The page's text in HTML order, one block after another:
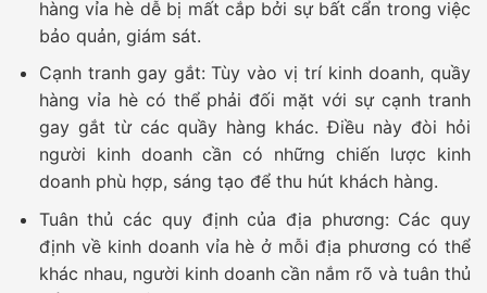
hàng vỉa hè dễ bị mất cắp bởi sự bất cẩn trong việc
bảo quản, giám sát.
Cạnh tranh gay gắt: Tùy vào vị trí kinh doanh, quầy
hàng vỉa hè có thể phải đối mặt với sự cạnh tranh
gay gắt từ các quầy hàng khác. Điều này đòi hỏi
người kinh doanh cần có những chiến lược kinh
doanh phù hợp, sáng tạo để thu hút khách hàng.
Tuân thủ các quy định của địa phương: Các quy
định về kinh doanh vỉa hè ở mỗi địa phương có thể
khác nhau, người kinh doanh cần nắm rõ và tuân thủ